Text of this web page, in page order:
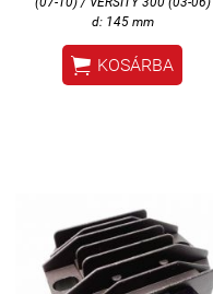
d: 145 mm
 KOSÁRBA